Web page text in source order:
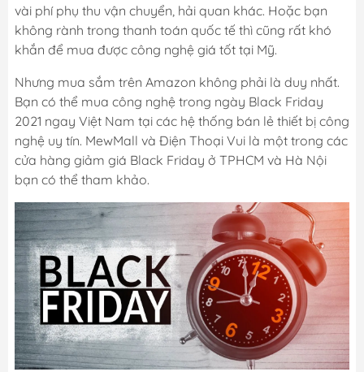
vài phí phụ thu vận chuyển, hải quan khác. Hoặc bạn
không rành trong thanh toán quốc tế thì cũng rất khó
khắn để mua được công nghệ giá tốt tại Mỹ.
Nhưng mua sắm trên Amazon không phải là duy nhất.
Bạn có thể mua công nghệ trong ngày Black Friday
2021 ngay Việt Nam tại các hệ thống bán lẻ thiết bị công
nghệ uy tín. MewMall và Điện Thoại Vui là một trong các
cửa hàng giảm giá Black Friday ở TPHCM và Hà Nội
bạn có thể tham khảo.